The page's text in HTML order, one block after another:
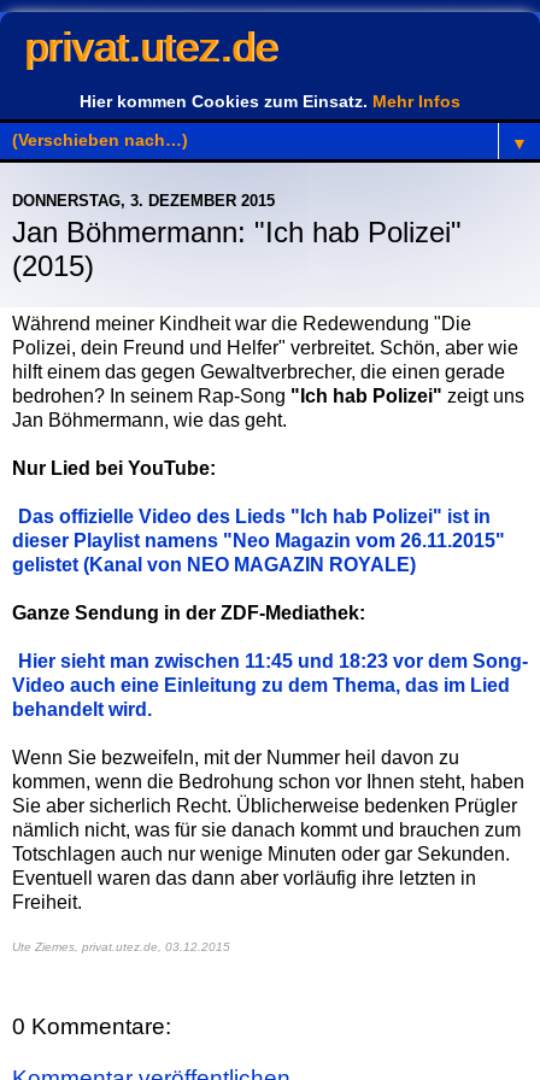
privat.utez.de
Hier kommen Cookies zum Einsatz. Mehr Infos
▼
DONNERSTAG, 3. DEZEMBER 2015
Jan Böhmermann: "Ich hab Polizei"
(2015)
Während meiner Kindheit war die Redewendung "Die
Polizei, dein Freund und Helfer" verbreitet. Schön, aber wie
hilft einem das gegen Gewaltverbrecher, die einen gerade
bedrohen? In seinem Rap-Song "Ich hab Polizei" zeigt uns
Jan Böhmermann, wie das geht.
Nur Lied bei YouTube:
Das offizielle Video des Lieds "Ich hab Polizei" ist in
dieser Playlist namens "Neo Magazin vom 26.11.2015"
gelistet (Kanal von NEO MAGAZIN ROYALE)
Ganze Sendung in der ZDF-Mediathek:
Hier sieht man zwischen 11:45 und 18:23 vor dem Song-
Video auch eine Einleitung zu dem Thema, das im Lied
behandelt wird.
Wenn Sie bezweifeln, mit der Nummer heil davon zu
kommen, wenn die Bedrohung schon vor Ihnen steht, haben
Sie aber sicherlich Recht. Üblicherweise bedenken Prügler
nämlich nicht, was für sie danach kommt und brauchen zum
Totschlagen auch nur wenige Minuten oder gar Sekunden.
Eventuell waren das dann aber vorläufig ihre letzten in
Freiheit.
Ute Ziemes, privat.utez.de, 03.12.2015
0 Kommentare: